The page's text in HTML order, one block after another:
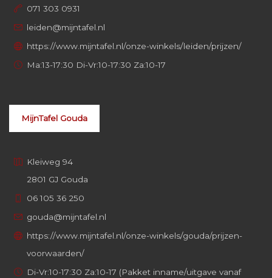
071 303 0931
leiden@mijntafel.nl
https://www.mijntafel.nl/onze-winkels/leiden/prijzen/
Ma:13-17:30 Di-Vr:10-17:30 Za:10-17
MijnTafel Gouda
Kleiweg 94
2801 GJ Gouda
06 105 36 250
gouda@mijntafel.nl
https://www.mijntafel.nl/onze-winkels/gouda/prijzen-
voorwaarden/
Di-Vr:10-17:30 Za:10-17 (Pakket inname/uitgave vanaf